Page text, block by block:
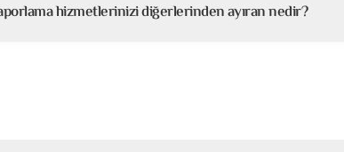
hizmetlerinizi diğerlerinden ayıran nedir?